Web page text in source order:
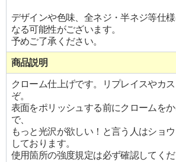
デザインや色味、全ネジ・半ネジ等仕
なる可能性がございます。
予めご了承ください。
商品説明
クローム仕上げです。リプレイスやカ
ぞ。
表面をポリッシュする前にクロームを
で、
もっと光沢が欲しい！と言う人はショ
しております。
使用箇所の強度規定は必ず確認してくだ